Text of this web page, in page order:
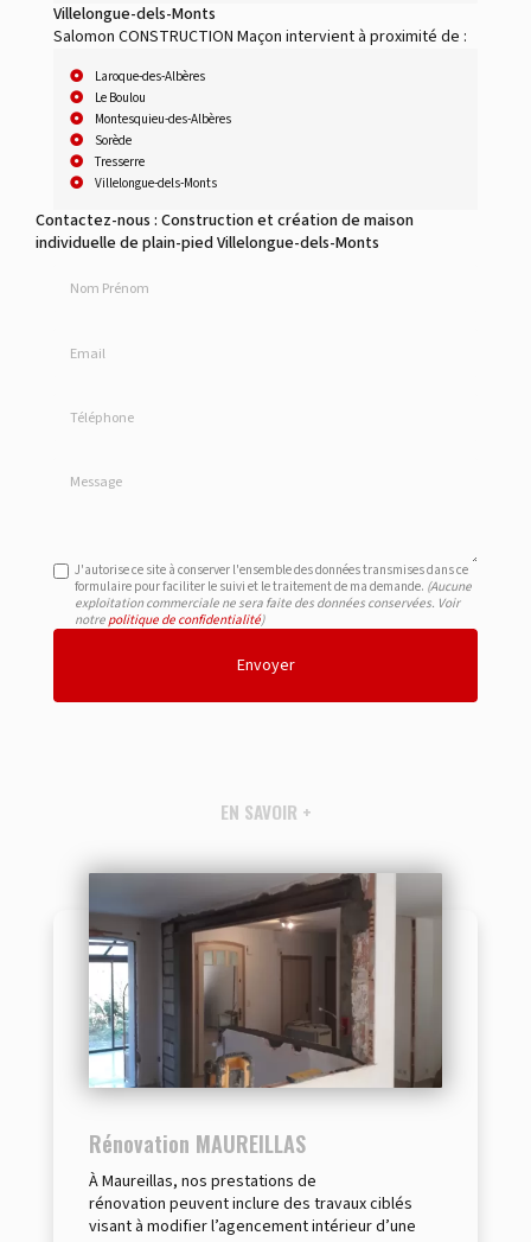
Villelongue-dels-Monts
Salomon CONSTRUCTION Maçon intervient à proximité de :
Laroque-des-Albères
Le Boulou
Montesquieu-des-Albères
Sorède
Tresserre
Villelongue-dels-Monts
Contactez-nous : Construction et création de maison
individuelle de plain-pied Villelongue-dels-Monts
J'autorise ce site à conserver l'ensemble des données transmises dans ce
formulaire pour faciliter le suivi et le traitement de ma demande. (Aucune
exploitation commerciale ne sera faite des données conservées. Voir
notre politique de confidentialité)
EN SAVOIR +
Rénovation MAUREILLAS
À Maureillas, nos prestations de
rénovation peuvent inclure des travaux ciblés
visant à modifier l’agencement intérieur d’une